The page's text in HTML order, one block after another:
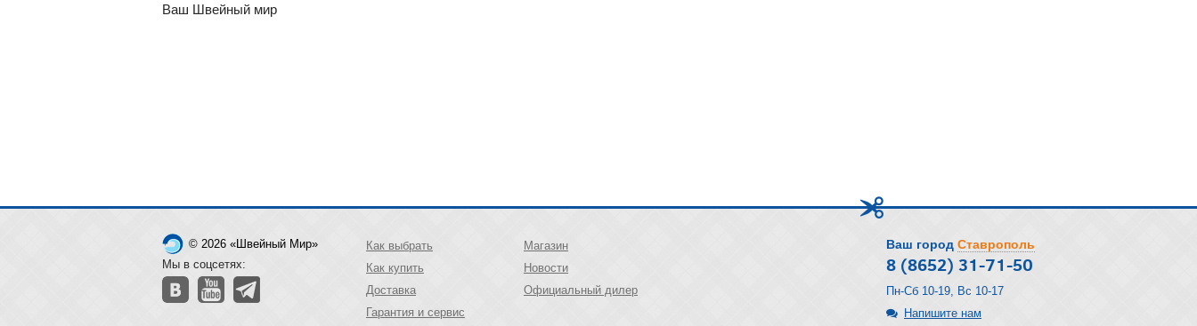
Ваш Швейный мир
© 2026 «Швейный Мир»
Мы в соцсетях:
Как выбрать
Как купить
Доставка
Гарантия и сервис
Магазин
Новости
Официальный дилер
Ваш город Ставрополь
8 (8652) 31-71-50
Пн-Сб 10-19, Вс 10-17
Напишите нам